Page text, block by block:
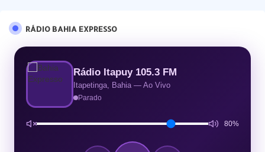
RÁDIO BAHIA EXPRESSO
Rádio Itapuy 105.3 FM
Itapetinga, Bahia — Ao Vivo
Parado
80%